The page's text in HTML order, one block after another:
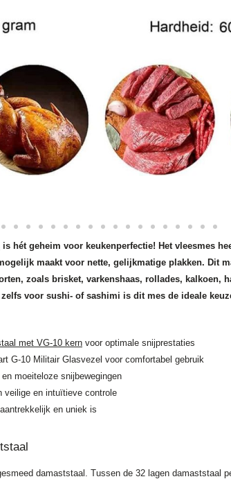
is hét geheim voor keukenperfectie! Het vleesmes
maakt voor nette, gelijkmatige plakken. Dit
zoals brisket, varkenshaas, rollades, kalkoen,
voor sushi- of sashimi is dit mes de ideale
met VG-10 kern voor optimale snijprestaties
G-10 Militair Glasvezel voor comfortabel gebruik
moeiteloze snijbewegingen
veilige en intuïtieve controle
en uniek is
damaststaal. Tussen de 32 lagen damaststaal